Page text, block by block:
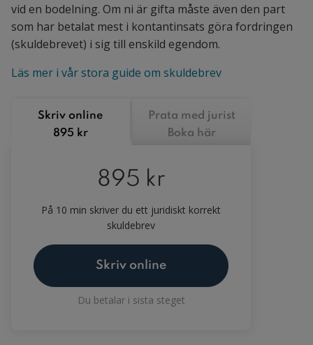
vid en bodelning. Om ni är gifta måste även den part
som har betalat mest i kontantinsats göra fordringen
(skuldebrevet) i sig till enskild egendom.
Läs mer i vår stora guide om skuldebrev
Skriv online
895 kr
Prata med jurist
Boka här
895 kr
På 10 min skriver du ett juridiskt korrekt
skuldebrev
Skriv online
Du betalar i sista steget